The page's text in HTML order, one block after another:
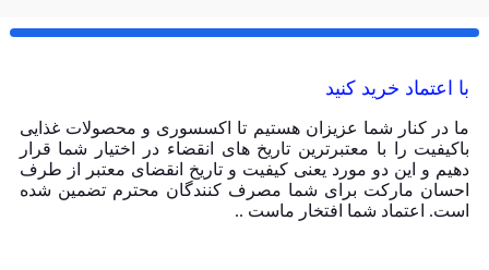
با اعتماد خرید کنید
ما در کنار شما عزیزان هستیم تا اکسسوری و محصولات غذایی
باکیفیت را با معتبرترین تاریخ های انقضاء در اختیار شما قرار
دهیم و این دو مورد یعنی کیفیت و تاریخ انقضای معتبر از طرف
احسان مارکت برای شما مصرف کنندگان محترم تضمین شده
است. اعتماد شما افتخار ماست ..